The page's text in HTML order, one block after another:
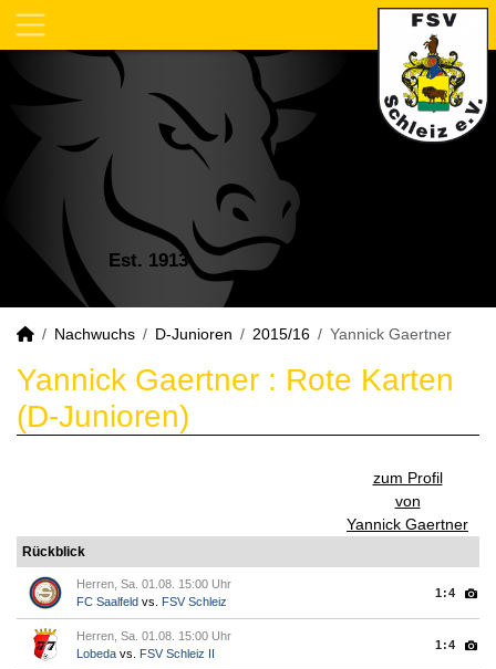
Est. 1913
Nachwuchs D-Junioren 2015/16 Yannick Gaertner
Yannick Gaertner : Rote Karten
(D-Junioren)
zum Profil
von
Yannick Gaertner
Rückblick
Herren, Sa. 01.08. 15:00 Uhr
FC Saalfeld vs. FSV Schleiz
1:4
Herren, Sa. 01.08. 15:00 Uhr
Lobeda vs. FSV Schleiz II
1:4